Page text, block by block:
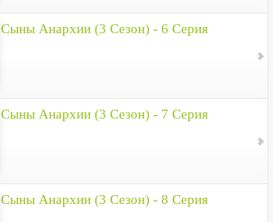
Сыны Анархии (3 Сезон) - 6 Серия
Сыны Анархии (3 Сезон) - 7 Серия
Сыны Анархии (3 Сезон) - 8 Серия